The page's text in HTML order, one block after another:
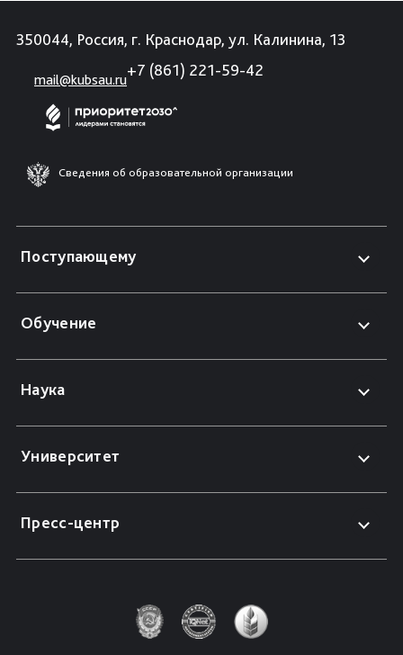
350044, Россия, г. Краснодар, ул. Калинина, 13
mail@kubsau.ru
+7 (861) 221-59-42
Сведения об образовательной организации
Поступающему
Обучение
Наука
Университет
Пресс-центр